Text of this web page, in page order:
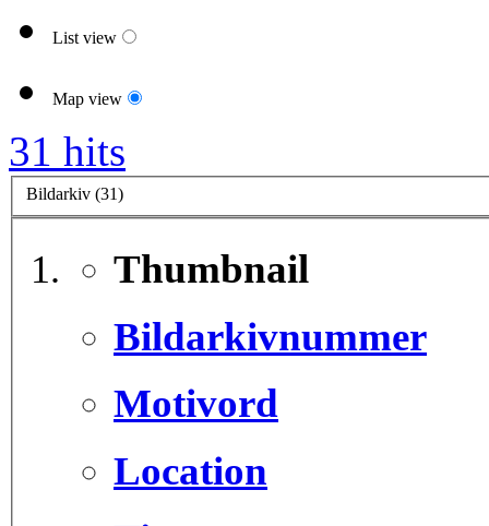
List view
Map view
31 hits
Bildarkiv (31)
Thumbnail
Bildarkivnummer
Motivord
Location